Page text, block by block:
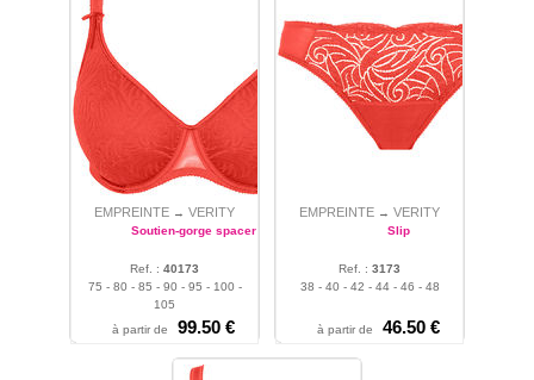
EMPREINTE → VERITY
Soutien-gorge spacer
Ref. : 40173
75 - 80 - 85 - 90 - 95 - 100 -
105
à partir de
99.50 €
EMPREINTE → VERITY
Slip
Ref. : 3173
38 - 40 - 42 - 44 - 46 - 48
à partir de 46.50 €